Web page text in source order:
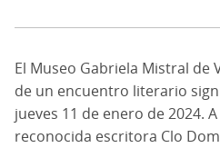
El Museo Gabriela Mistral de
de un encuentro literario
jueves 11 de enero de 2024.
reconocida escritora Clo